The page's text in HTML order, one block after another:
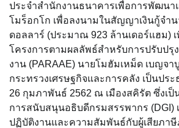
ประจำสำนักงานธนาคารเพื่อการพัฒน
โมร็อกโก เพื่อลงนามในสัญญาเงินกู้จำ
ดอลลาร์ (ประมาณ 923 ล้านเดอร์แฮม)
โครงการตามผลลัพธ์สำหรับการปรับปรุง
งาน (PARAAE) นายโมฮัมเหม็ด เบญจ
กระทรวงเศรษฐกิจและการคลัง เป็นปร
26 กุมภาพันธ์ 2562 ณ เมืองสคิรัต ซึ่งเป็
การสนับสนุนอธิบดีกรมสรรพากร (DGI)
ปฏิบัติงานและความสัมพันธ์กับผู้เสียภาษี